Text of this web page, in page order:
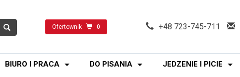
Ofertownik 0 +48 723-745-711
BIURO I PRACA DO PISANIA JEDZENIE I PICIE